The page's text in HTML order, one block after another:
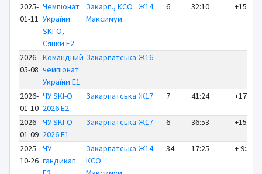
2025-
01-11
Чемпіонат
України
SKI-O,
Сянки E2
Закарп., КСО
Максимум
Ж14 6 32:10 +15:52
2026-
05-08
Командний
чемпіонат
України E1
Закарпатська Ж16
2026-
01-10
ЧУ SKI-O
2026 E2
Закарпатська Ж17 7 41:24 +17:47
2026-
01-09
ЧУ SKI-O
2026 E1
Закарпатська Ж17 6 36:53 +15:12
2025-
10-26
ЧУ
гандикап
Закарпатська
КСО
Ж14 34 17:25 + 9:32